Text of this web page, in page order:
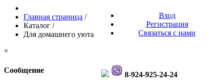
Вход
Регистрация
Связаться с нами
8-924-925-24-24
Главная страница /
Каталог /
Для домашнего уюта
×
Сообщение